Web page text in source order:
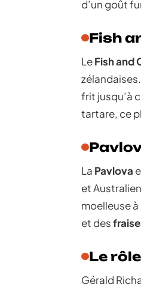
d’un goût
Fish
LeFish and
frit jusqu’à
tartare, ce
La Pavlova
et
moelleuse
et des
Le
Gérald